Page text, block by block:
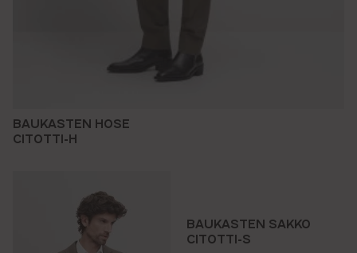
BAUKASTEN HOSE
CITOTTI-H
BAUKASTEN SAKKO
CITOTTI-S